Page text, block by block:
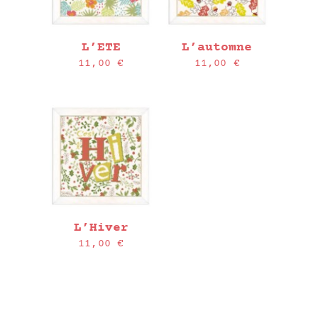
L’ETE
11,00€
L’automne
11,00 €
AJOUTER AU
L’Hiver
11,00€